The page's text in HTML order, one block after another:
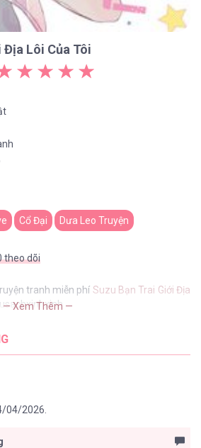
Địa Lôi Của Tôi
Cổ Đại Dưa Leo Truyện
theo dõi
tranh miễn phí Suzu Bạn Trai Giới Địa
— Xem Thêm —
04/2026.